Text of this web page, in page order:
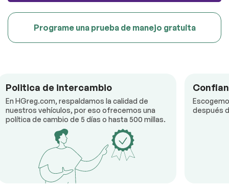
Programe una prueba de manejo gratuita
Politica de intercambio
En HGreg.com, respaldamos la calidad de
nuestros vehículos, por eso ofrecemos una
política de cambio de 5 días o hasta 500 millas.
después